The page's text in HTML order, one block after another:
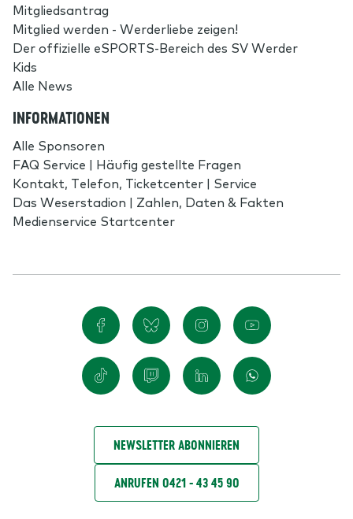
Mitgliedsantrag
Mitglied werden - Werderliebe zeigen!
Der offizielle eSPORTS-Bereich des SV Werder
Kids
Alle News
INFORMATIONEN
Alle Sponsoren
FAQ Service | Häufig gestellte Fragen
Kontakt, Telefon, Ticketcenter | Service
Das Weserstadion | Zahlen, Daten & Fakten
Medienservice Startcenter
NEWSLETTER ABONNIEREN
ANRUFEN 0421 - 43 45 90